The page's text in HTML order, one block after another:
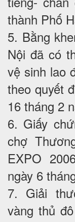
thành Phố
5. Bằng
Nội đã có
vệ sinh lao
theo quyết
16 tháng 2
6. Giấy
chợ
EXPO
ngày 6
7. Giải
vàng thủ